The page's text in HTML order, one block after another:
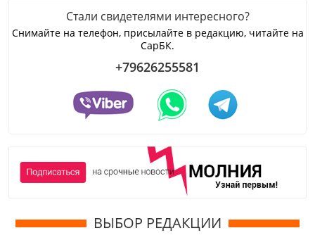
Стали свидетелями интересного?
Снимайте на телефон, присылайте в редакцию, читайте на
СарБК.
+79626255581
ВЫБОР РЕДАКЦИИ